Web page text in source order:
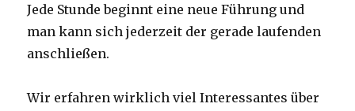
Jede Stunde beginnt eine neue Führung und
man kann sich jederzeit der gerade laufenden
anschließen.
Wir erfahren wirklich viel Interessantes über